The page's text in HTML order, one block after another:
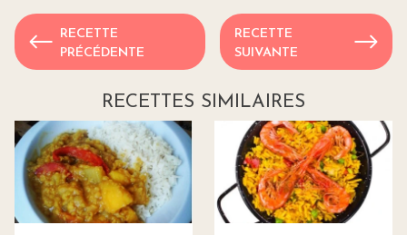
RECETTE
PRÉCÉDENTE
RECETTE
SUIVANTE
RECETTES SIMILAIRES